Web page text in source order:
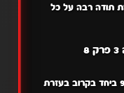
תודה רבה על כל
אנחנו עובדים על זה נעלה את פרקים 9-10 ביחד בקרוב בעזרת